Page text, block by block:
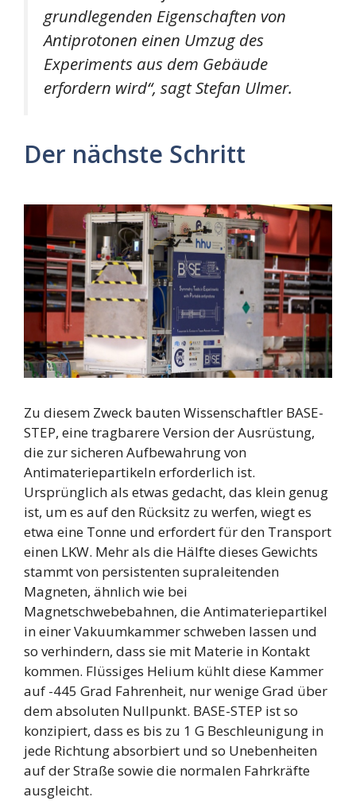
grundlegenden Eigenschaften von
Antiprotonen einen Umzug des
Experiments aus dem Gebäude
erfordern wird“, sagt Stefan Ulmer.
Der nächste Schritt
Zu diesem Zweck bauten Wissenschaftler BASE-
STEP, eine tragbarere Version der Ausrüstung,
die zur sicheren Aufbewahrung von
Antimateriepartikeln erforderlich ist.
Ursprünglich als etwas gedacht, das klein genug
ist, um es auf den Rücksitz zu werfen, wiegt es
etwa eine Tonne und erfordert für den Transport
einen LKW. Mehr als die Hälfte dieses Gewichts
stammt von persistenten supraleitenden
Magneten, ähnlich wie bei
Magnetschwebebahnen, die Antimateriepartikel
in einer Vakuumkammer schweben lassen und
so verhindern, dass sie mit Materie in Kontakt
kommen. Flüssiges Helium kühlt diese Kammer
auf -445 Grad Fahrenheit, nur wenige Grad über
dem absoluten Nullpunkt. BASE-STEP ist so
konzipiert, dass es bis zu 1 G Beschleunigung in
jede Richtung absorbiert und so Unebenheiten
auf der Straße sowie die normalen Fahrkräfte
ausgleicht.